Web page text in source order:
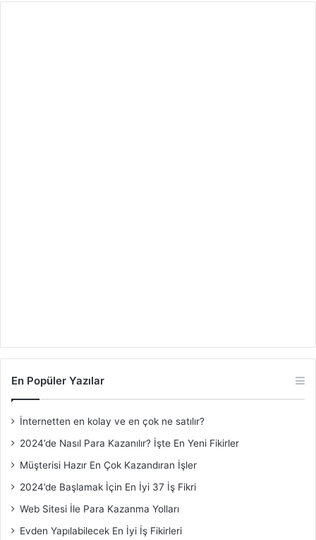
En Popüler Yazılar
İnternetten en kolay ve en çok ne satılır?
2024’de Nasıl Para Kazanılır? İşte En Yeni Fikirler
Müşterisi Hazır En Çok Kazandıran İşler
2024’de Başlamak İçin En İyi 37 İş Fikri
Web Sitesi İle Para Kazanma Yolları
Evden Yapılabilecek En İyi İş Fikirleri